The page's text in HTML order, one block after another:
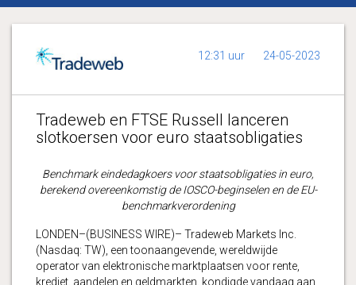
12:31 uur 24-05-2023
Tradeweb en FTSE Russell lanceren
slotkoersen voor euro staatsobligaties
Benchmark eindedagkoers voor staatsobligaties in euro,
berekend overeenkomstig de IOSCO-beginselen en de EU-
benchmarkverordening
LONDEN–(BUSINESS WIRE)– Tradeweb Markets Inc.
(Nasdaq: TW), een toonaangevende, wereldwijde
operator van elektronische marktplaatsen voor rente,
krediet, aandelen en geldmarkten, kondigde vandaag aan